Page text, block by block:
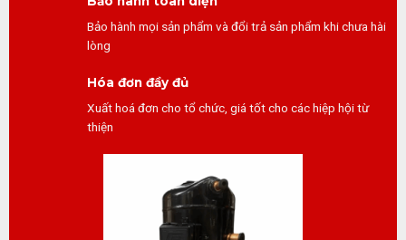
Bảo hành mọi sản phẩm và đổi trả sản phẩm khi chưa hài
lòng
Hóa đơn đầy đủ
Xuất hoá đơn cho tổ chức, giá tốt cho các hiệp hội từ
thiện